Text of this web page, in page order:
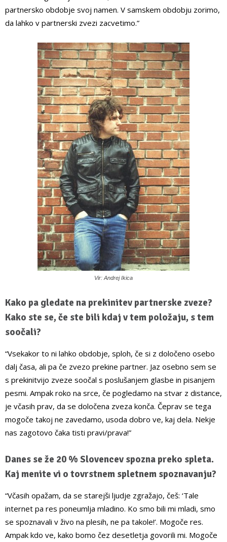
partnersko obdobje svoj namen. V samskem obdobju zorimo,
da lahko v partnerski zvezi zacvetimo.”
Vir: Andrej Ikica
Kako pa gledate na prekinitev partnerske zveze?
Kako ste se, če ste bili kdaj v tem položaju, s tem
soočali?
“Vsekakor to ni lahko obdobje, sploh, če si z določeno osebo
dalj časa, ali pa če zvezo prekine partner. Jaz osebno sem se
s prekinitvijo zveze soočal s poslušanjem glasbe in pisanjem
pesmi. Ampak roko na srce, če pogledamo na stvar z distance,
je včasih prav, da se določena zveza konča. Čeprav se tega
mogoče takoj ne zavedamo, usoda dobro ve, kaj dela. Nekje
nas zagotovo čaka tisti pravi/prava!”
Danes se že 20 % Slovencev spozna preko spleta.
Kaj menite vi o tovrstnem spletnem spoznavanju?
“Včasih opažam, da se starejši ljudje zgražajo, češ: ‘Tale
internet pa res poneumlja mladino. Ko smo bili mi mladi, smo
se spoznavali v živo na plesih, ne pa takole!’. Mogoče res.
Ampak kdo ve, kako bomo čez desetletja govorili mi. Mogoče